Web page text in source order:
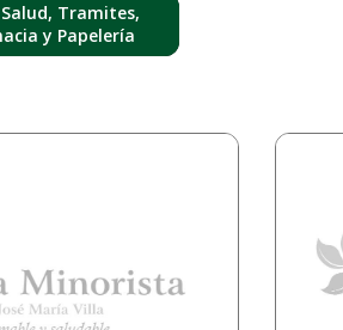
Tramites,
y Papelería